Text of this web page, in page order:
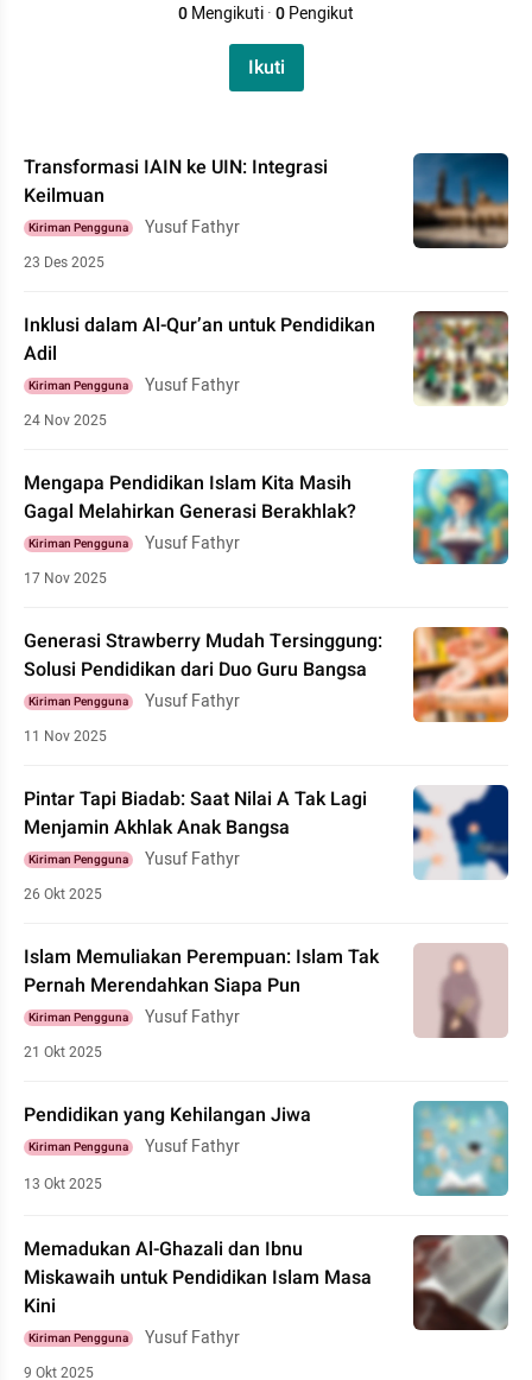
0Mengikuti·0Pengikut
Ikuti
Transformasi IAIN ke UIN: Integrasi
Keilmuan
Kiriman Pengguna Yusuf Fathyr
23 Des 2025
Inklusi dalam Al-Qur’an untuk Pendidikan
Adil
Kiriman Pengguna Yusuf Fathyr
24 Nov 2025
Mengapa Pendidikan Islam Kita Masih
Gagal Melahirkan Generasi Berakhlak?
Kiriman Pengguna Yusuf Fathyr
17 Nov 2025
Generasi Strawberry Mudah Tersinggung:
Solusi Pendidikan dari Duo Guru Bangsa
Kiriman Pengguna Yusuf Fathyr
11 Nov 2025
Pintar Tapi Biadab: Saat Nilai A Tak Lagi
Menjamin Akhlak Anak Bangsa
Kiriman Pengguna Yusuf Fathyr
26 Okt 2025
Islam Memuliakan Perempuan: Islam Tak
Pernah Merendahkan Siapa Pun
Kiriman Pengguna Yusuf Fathyr
21 Okt 2025
Pendidikan yang Kehilangan Jiwa
Kiriman Pengguna Yusuf Fathyr
13 Okt 2025
Memadukan Al-Ghazali dan Ibnu
Miskawaih untuk Pendidikan Islam Masa
Kini
Kiriman Pengguna Yusuf Fathyr
9 Okt 2025